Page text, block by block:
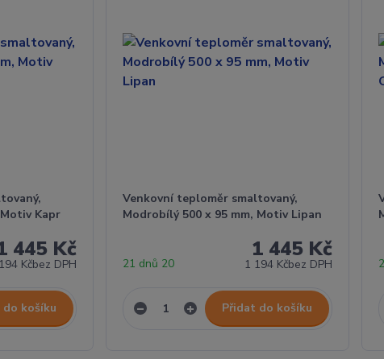
Kapr
445 Kč
Kčbez DPH
košíku
Venkovní teploměr smaltovaný,
Modrobílý 500 x 95 mm, Motiv Lipan
1 445 Kč
1 194 Kčbez DPH
21 dnů 20
Přidat do košíku